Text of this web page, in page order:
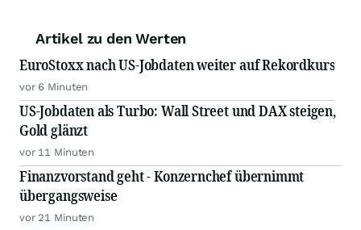
Artikel zu den Werten
EuroStoxx nach US-Jobdaten weiter auf Rekordkurs
vor 6 Minuten
US-Jobdaten als Turbo: Wall Street und DAX steigen,
Gold glänzt
vor 11 Minuten
Finanzvorstand geht - Konzernchef übernimmt
übergangsweise
vor 21 Minuten